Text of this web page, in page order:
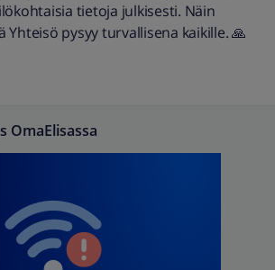
tietoja julkisesti. Näin
pysyy turvallisena kaikille. 🙏
OmaElisassa